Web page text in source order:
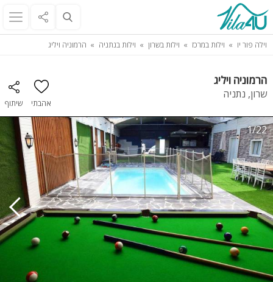
וילה פור יו וילות במרכז וילות בשרון וילות בנתניה הרמוניה ויליג
הרמוניה ויליג
שרון, נתניה
אהבתי שיתוף
1/22